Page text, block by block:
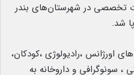
تخصصی در شهرستان‌های بندر
شد.
اورژانس ،رادیولوژی ،کودکان،
سونوگرافی و داروخانه به